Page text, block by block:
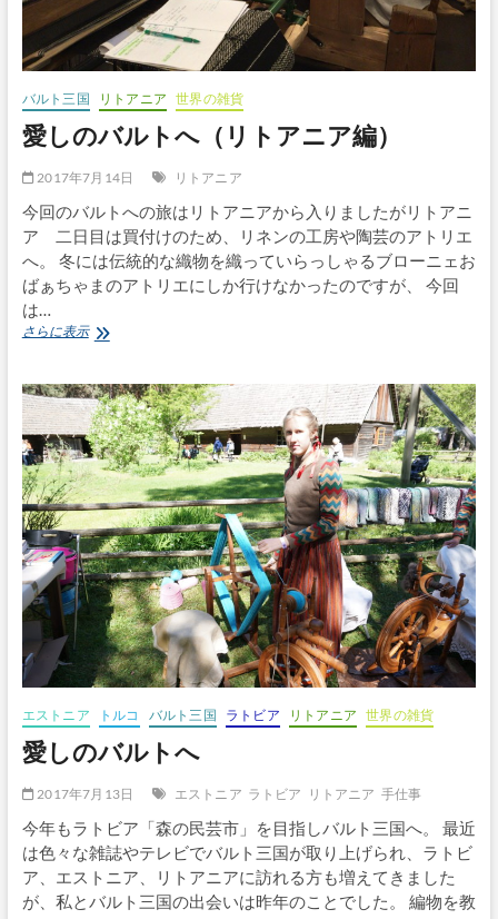
ア
へ）
バルト三国 リトアニア 世界の雑貨
愛しのバルトへ（リトアニア編）
2017年7月14日 リトアニア
今回のバルトへの旅はリトアニアから入りましたがリトアニ
ア 二日目は買付けのため、リネンの工房や陶芸のアトリエ
へ。 冬には伝統的な織物を織っていらっしゃるブローニェお
ばぁちゃまのアトリエにしか行けなかったのですが、 今回
は…
さらに表示愛
バ
ル
ト
へ
（リ
ト
ア
ニ
ア
編）
エストニア トルコ バルト三国 ラトビア リトアニア 世界の雑貨
愛しのバルトへ
2017年7月13日 エストニア ラトビア リトアニア 手仕事
今年もラトビア「森の民芸市」を目指しバルト三国へ。 最近
は色々な雑誌やテレビでバルト三国が取り上げられ、ラトビ
ア、エストニア、リトアニアに訪れる方も増えてきました
が、私とバルト三国の出会いは昨年のことでした。 編物を教